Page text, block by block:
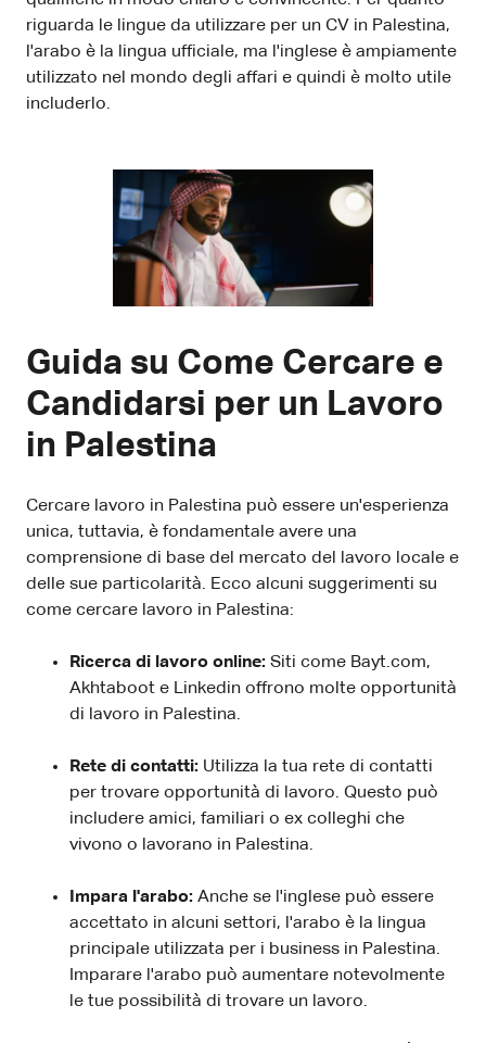
riguarda le lingue da utilizzare per un CV in Palestina,
l'arabo è la lingua ufficiale, ma l'inglese è ampiamente
utilizzato nel mondo degli affari e quindi è molto utile
includerlo.
Guida su Come Cercare e
Candidarsi per un Lavoro
in Palestina
Cercare lavoro in Palestina può essere un'esperienza
unica, tuttavia, è fondamentale avere una
comprensione di base del mercato del lavoro locale e
delle sue particolarità. Ecco alcuni suggerimenti su
come cercare lavoro in Palestina:
Ricerca di lavoro online: Siti come Bayt.com,
Akhtaboot e Linkedin offrono molte opportunità
di lavoro in Palestina.
Rete di contatti: Utilizza la tua rete di contatti
per trovare opportunità di lavoro. Questo può
includere amici, familiari o ex colleghi che
vivono o lavorano in Palestina.
Impara l'arabo: Anche se l'inglese può essere
accettato in alcuni settori, l'arabo è la lingua
principale utilizzata per i business in Palestina.
Imparare l'arabo può aumentare notevolmente
le tue possibilità di trovare un lavoro.